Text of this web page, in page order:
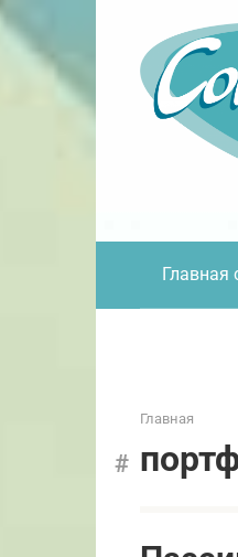
Перейти
контенту
Главная
Главная